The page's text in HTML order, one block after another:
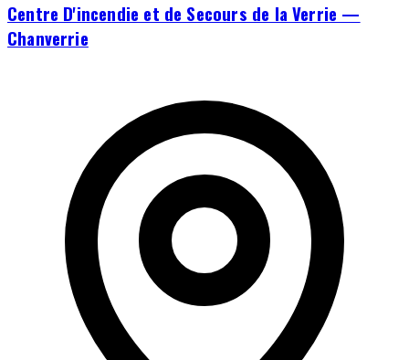
Centre D'incendie et de Secours de la Verrie —
Chanverrie